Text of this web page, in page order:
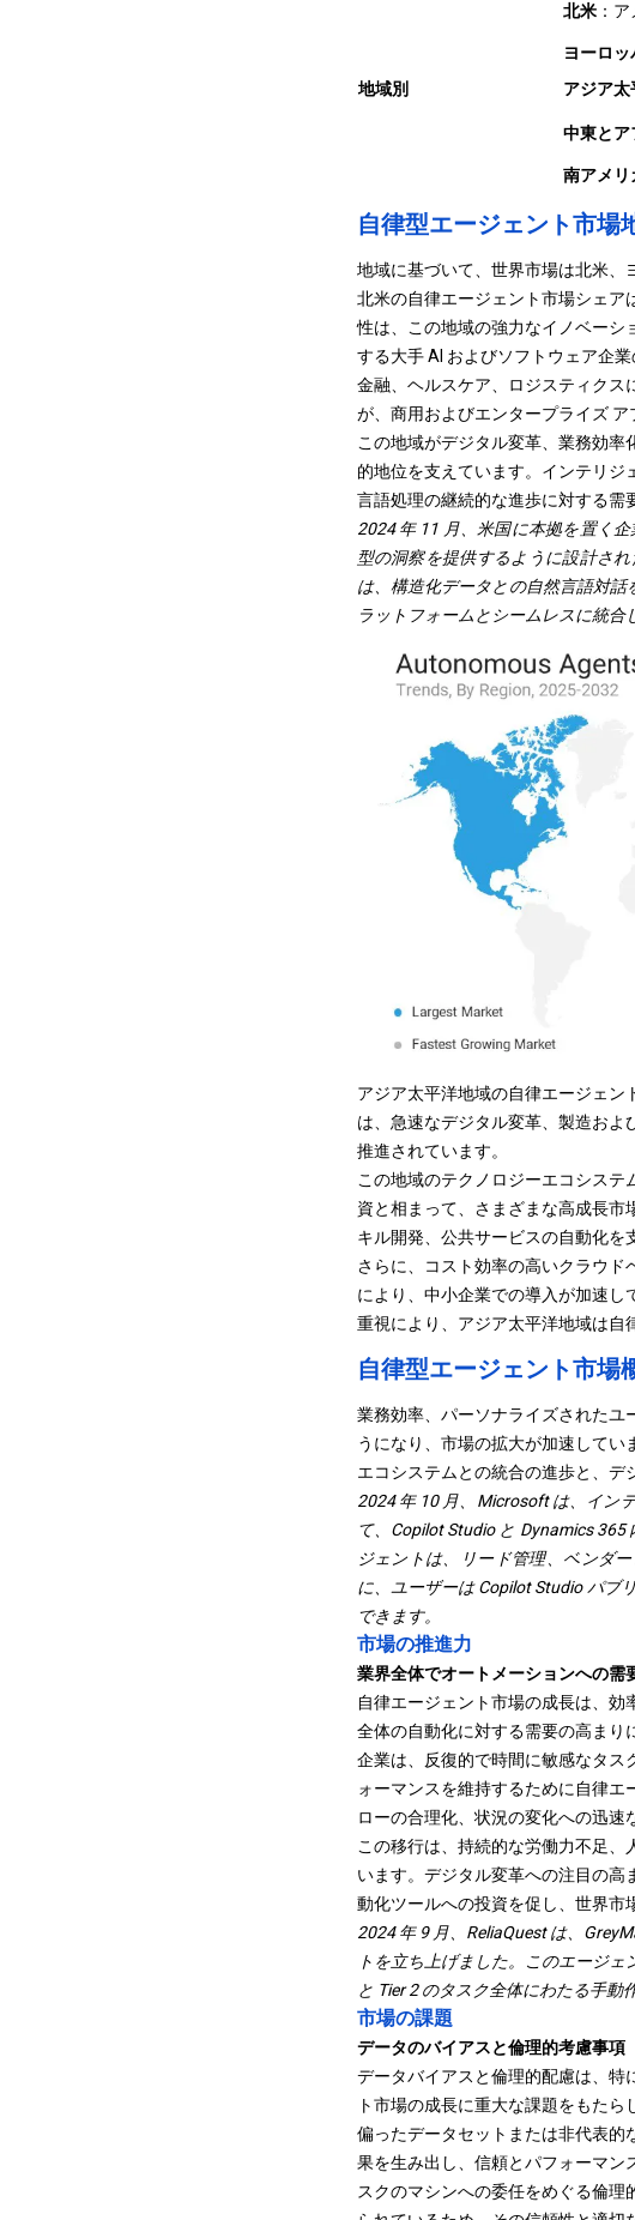
地域別
北米：ア
ヨーロッ
アジア太
中東とア
南アメリ
自律型エージェント市場
地域に基づいて、世界市場は北米、
北米の自律エージェント市場シェア
性は、この地域の強力なイノベーシ
する大手 AI およびソフトウェア企
金融、ヘルスケア、ロジスティクス
が、商用およびエンタープライズ
この地域がデジタル変革、業務効
的地位を支えています。インテリジ
言語処理の継続的な進歩に対する需
2024 年 11 月、米国に本拠を置く企
型の洞察を提供するように設計さ
は、構造化データとの自然言語対
ラットフォームとシームレスに統合
アジア太平洋地域の自律エージェン
は、急速なデジタル変革、製造およ
推進されています。
この地域のテクノロジーエコシス
資と相まって、さまざまな高成長市
キル開発、公共サービスの自動化を
さらに、コスト効率の高いクラウド
により、中小企業での導入が加速し
重視により、アジア太平洋地域は自
自律型エージェント市場
業務効率、パーソナライズされたユ
うになり、市場の拡大が加速して
エコシステムとの統合の進歩と、デ
2024 年 10 月、Microsoft は、イン
て、Copilot Studio と Dynamics
ジェントは、リード管理、ベンダ
に、ユーザーは Copilot Studio パブ
できます。
市場の推進力
業界全体でオートメーションへの需
自律エージェント市場の成長は、
全体の自動化に対する需要の高まり
企業は、反復的で時間に敏感なタス
ォーマンスを維持するために自律
ローの合理化、状況の変化への迅速
この移行は、持続的な労働力不足
います。デジタル変革への注目の高
動化ツールへの投資を促し、世界市
2024 年 9 月、ReliaQuest は、
トを立ち上げました。このエージ
と Tier 2 のタスク全体にわたる手動
市場の課題
データのバイアスと倫理的考慮事項
データバイアスと倫理的配慮は、特
ト市場の成長に重大な課題をもたら
偏ったデータセットまたは非代表的
果を生み出し、信頼とパフォーマン
スクのマシンへの委任をめぐる倫